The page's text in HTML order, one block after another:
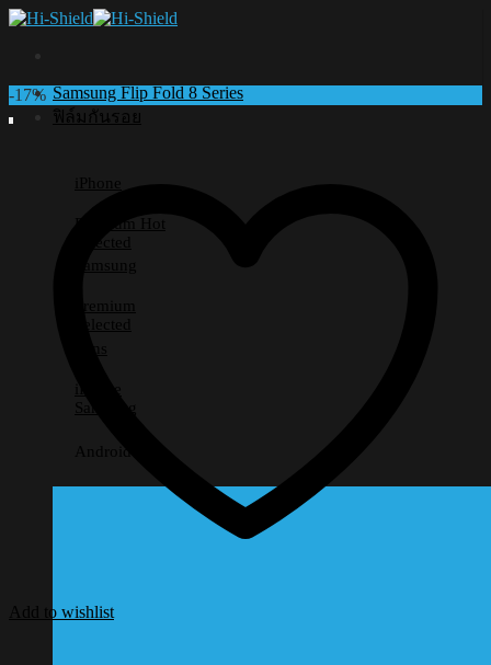
Skip
Samsung Flip Fold 8 Series
ฟิล์มกันรอย
iPhone
Premium
Selected
Samsung
Premium
Selected
Lens
iPhone
Samsung
Android อื่นๆ
-17%
Add to wishlist